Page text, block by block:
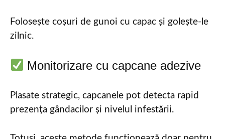
Folosește coșuri de gunoi cu capac și golește-le
zilnic.
Monitorizare cu capcane adezive
Plasate strategic, capcanele pot detecta rapid
prezența gândacilor și nivelul infestării.